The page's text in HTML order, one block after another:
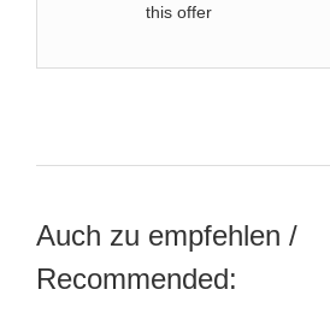
this offer
Auch zu empfehlen /
Recommended: